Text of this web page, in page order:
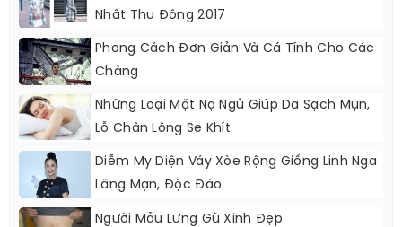
Nhất Thu Đông 2017
Phong Cách Đơn Giản Và Cá Tính Cho Các
Chàng
Những Loại Mặt Nạ Ngủ Giúp Da Sạch Mụn,
Lỗ Chân Lông Se Khít
Diễm My Diện Váy Xòe Rộng Giống Linh Nga
Lãng Mạn, Độc Đáo
Người Mẫu Lưng Gù Xinh Đẹp